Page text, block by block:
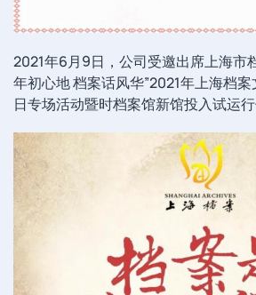
2021年6月9日，公司受邀出席上海市
年初心地 档案话风华”2021年上海档
日专场活动暨时档案馆新馆投入试运行